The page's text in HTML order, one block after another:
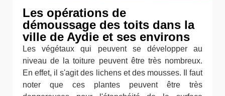
Les opérations de
démoussage des toits dans la
ville de Aydie et ses environs
Les végétaux qui peuvent se développer au
niveau de la toiture peuvent être très nombreux.
En effet, il s'agit des lichens et des mousses. Il faut
noter que ces plantes peuvent être très